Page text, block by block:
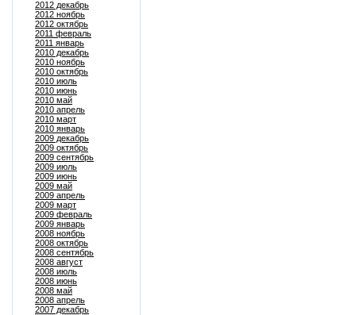
2012 декабрь
2012 ноябрь
2012 октябрь
2011 февраль
2011 январь
2010 декабрь
2010 ноябрь
2010 октябрь
2010 июль
2010 июнь
2010 май
2010 апрель
2010 март
2010 январь
2009 декабрь
2009 октябрь
2009 сентябрь
2009 июль
2009 июнь
2009 май
2009 апрель
2009 март
2009 февраль
2009 январь
2008 ноябрь
2008 октябрь
2008 сентябрь
2008 август
2008 июль
2008 июнь
2008 май
2008 апрель
2007 декабрь